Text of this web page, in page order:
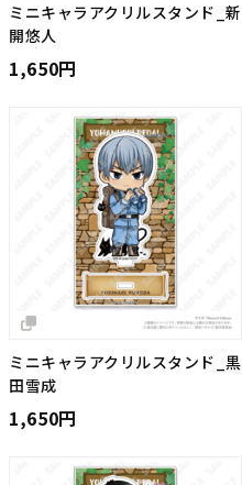
ミニキャラアクリルスタンド_新
開悠人
1,650円
ミニキャラアクリルスタンド_黒
田雪成
1,650円